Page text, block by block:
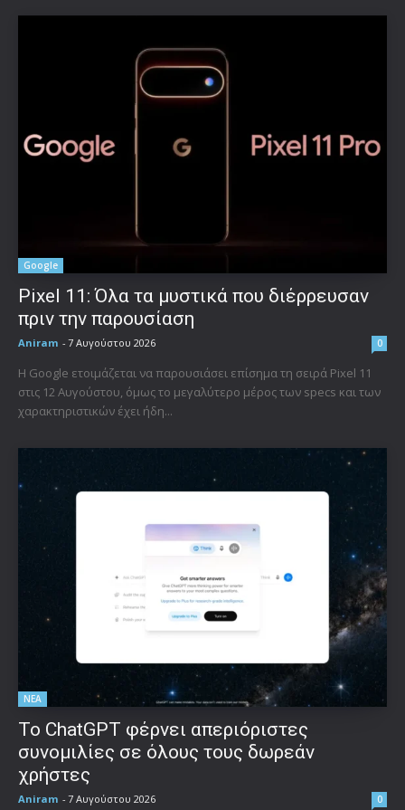
Google
Pixel 11: Όλα τα μυστικά που διέρρευσαν
πριν την παρουσίαση
Aniram - 7 Αυγούστου 2026 0
Η Google ετοιμάζεται να παρουσιάσει επίσημα τη σειρά Pixel 11
στις 12 Αυγούστου, όμως το μεγαλύτερο μέρος των specs και των
χαρακτηριστικών έχει ήδη...
ΝΕΑ
Το ChatGPT φέρνει απεριόριστες
συνομιλίες σε όλους τους δωρεάν
χρήστες
Aniram - 7 Αυγούστου 2026 0